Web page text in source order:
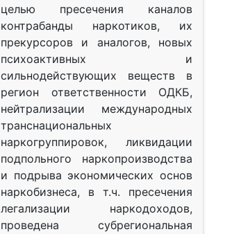
целью пресечения каналов
контрабанды наркотиков, их
прекурсоров и аналогов, новых
психоактивных и
сильнодействующих веществ в
регион ответственности ОДКБ,
нейтрализации международных
транснациональных
наркогруппировок, ликвидации
подпольного наркопроизводства
и подрыва экономических основ
наркобизнеса, в т.ч. пресечения
легализации наркодоходов,
проведена субрегиональная